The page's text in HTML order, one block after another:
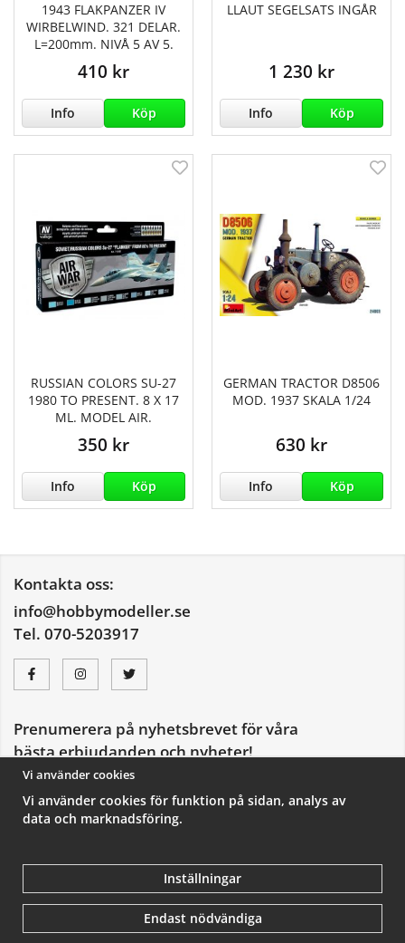
1943 FLAKPANZER IV
WIRBELWIND. 321 DELAR.
L=200mm. NIVÅ 5 AV 5.
410 kr
Info Köp
LLAUT SEGELSATS INGÅR
1 230 kr
Info Köp
RUSSIAN COLORS SU-27
1980 TO PRESENT. 8 X 17
ML. MODEL AIR.
350 kr
Info Köp
GERMAN TRACTOR D8506
MOD. 1937 SKALA 1/24
630 kr
Info Köp
Kontakta oss:
info@hobbymodeller.se
Tel. 070-5203917
Prenumerera på nyhetsbrevet för våra
bästa erbjudanden och nyheter!
E-
postadress
De uppgifter du matar in kommer endast användas till våra nyhetsbrev.
Vi använder cookies
Vi använder cookies för funktion på sidan, analys av
data och marknadsföring.
Inställningar
Endast nödvändiga